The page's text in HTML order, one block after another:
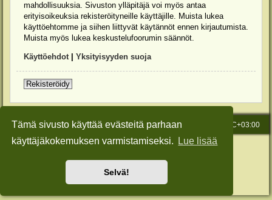
Tämä sivusto käyttää evästeitä parhaan
käyttäjäkokemuksen varmistamiseksi.
Lue lisää
Selvä!
mahdollisuuksia. Sivuston ylläpitäjä voi myös antaa
erityisoikeuksia rekisteröityneille käyttäjille. Muista lukea
käyttöehtomme ja siihen liittyvät käytännöt ennen kirjautumista.
Muista myös lukea keskustelufoorumin säännöt.
Käyttöehdot| Yksityisyyden suoja
Rekisteröidy
Etusivu Kaikki ajat ovat UTC+03:00
Viesti Ylläpidolle
Keskustelufoorumin ohjelmistophpBB® Forum Software © phpBB Limited